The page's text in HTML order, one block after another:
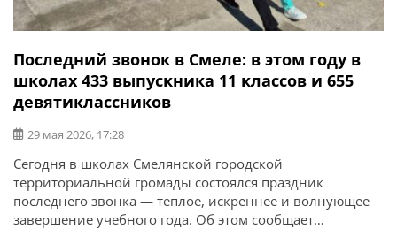
Последний звонок в Смеле: в этом году в
школах 433 выпускника 11 классов и 655
девятиклассников
29 мая 2026, 17:28
Сегодня в школах Смелянской городской
территориальной громады состоялся праздник
последнего звонка — теплое, искреннее и волнующее
завершение учебного года. Об этом сообщает